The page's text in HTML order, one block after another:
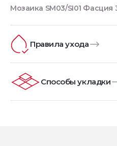
Мозаика SM03/SI01 Фасция
Правила ухода
Способы укладки